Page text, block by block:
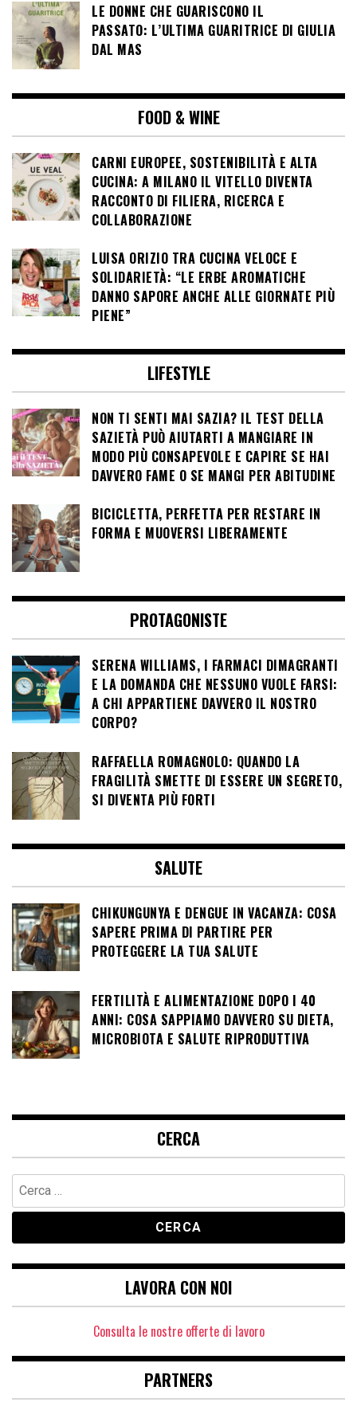
LE DONNE CHE GUARISCONO IL
PASSATO: L’ULTIMA GUARITRICE DI GIULIA
DAL MAS
FOOD & WINE
CARNI EUROPEE, SOSTENIBILITÀ E ALTA
CUCINA: A MILANO IL VITELLO DIVENTA
RACCONTO DI FILIERA, RICERCA E
COLLABORAZIONE
LUISA ORIZIO TRA CUCINA VELOCE E
SOLIDARIETÀ: “LE ERBE AROMATICHE
DANNO SAPORE ANCHE ALLE GIORNATE PIÙ
PIENE”
LIFESTYLE
NON TI SENTI MAI SAZIA? IL TEST DELLA
SAZIETÀ PUÒ AIUTARTI A MANGIARE IN
MODO PIÙ CONSAPEVOLE E CAPIRE SE HAI
DAVVERO FAME O SE MANGI PER ABITUDINE
BICICLETTA, PERFETTA PER RESTARE IN
FORMA E MUOVERSI LIBERAMENTE
PROTAGONISTE
SERENA WILLIAMS, I FARMACI DIMAGRANTI
E LA DOMANDA CHE NESSUNO VUOLE FARSI:
A CHI APPARTIENE DAVVERO IL NOSTRO
CORPO?
RAFFAELLA ROMAGNOLO: QUANDO LA
FRAGILITÀ SMETTE DI ESSERE UN SEGRETO,
SI DIVENTA PIÙ FORTI
SALUTE
CHIKUNGUNYA E DENGUE IN VACANZA: COSA
SAPERE PRIMA DI PARTIRE PER
PROTEGGERE LA TUA SALUTE
FERTILITÀ E ALIMENTAZIONE DOPO I 40
ANNI: COSA SAPPIAMO DAVVERO SU DIETA,
MICROBIOTA E SALUTE RIPRODUTTIVA
CERCA
Ricerca
per:
LAVORA CON NOI
Consulta le nostre offerte di lavoro
PARTNERS